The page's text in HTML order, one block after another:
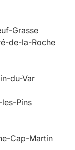
Grasse
de-la-Roche
du-Var
Pins
Cap-Martin